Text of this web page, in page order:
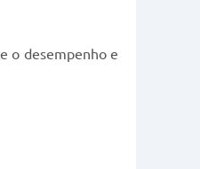
o desempenho e